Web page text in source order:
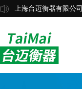
上海台迈衡器有限公司